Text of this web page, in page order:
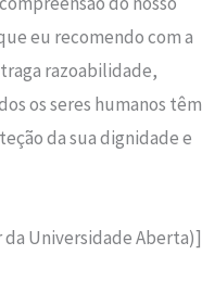
eu recomendo com a
razoabilidade,
os seres humanos têm
da sua dignidade e
da Universidade Aberta)]